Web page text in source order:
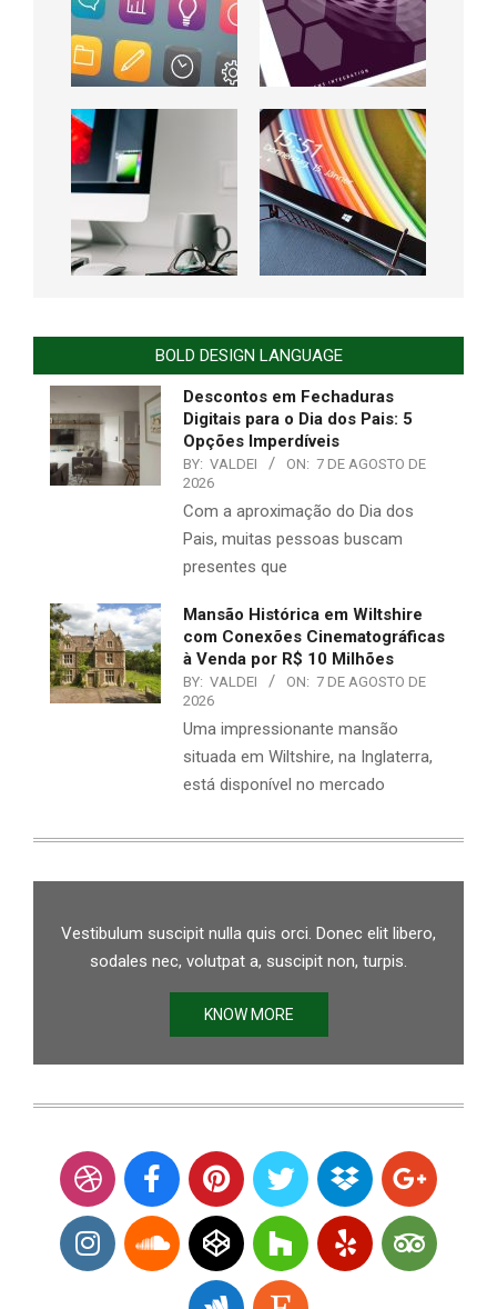
BOLD DESIGN LANGUAGE
Descontos em Fechaduras
Digitais para o Dia dos Pais: 5
Opções Imperdíveis
BY: VALDEI ON: 7 DE AGOSTO DE
2026
Com a aproximação do Dia dos
Pais, muitas pessoas buscam
presentes que
Mansão Histórica em Wiltshire
com Conexões Cinematográficas
à Venda por R$ 10 Milhões
BY: VALDEI ON: 7 DE AGOSTO DE
2026
Uma impressionante mansão
situada em Wiltshire, na Inglaterra,
está disponível no mercado
Vestibulum suscipit nulla quis orci. Donec elit libero,
sodales nec, volutpat a, suscipit non, turpis.
KNOW MORE